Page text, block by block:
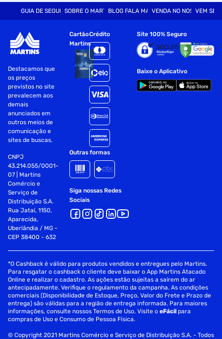
GUIA DE SEGURANÇASOBRE O MARTINSBLOG FALA MARTVENDA NO NOSSO SITE
VEM SER
Destacamos que
os preços
previstos no site
prevalecem aos
demais
anunciados em
outros meios de
comunicação e
sites de buscas.
CNPJ
43.214.055/0001-
07 | Martins
Comércio e
Serviço de
Distribuição S.A.
Rua Jataí, 1150,
Aparecida,
Uberlândia / MG -
CEP 38400 - 632
Cartão
Martins
Crédito
Outras formas
Siga nossas Redes
Sociais
Site 100% Seguro
Baixe o Aplicativo
*O Cashback é válido para produtos vendidos e entregues pelo Martins.
Para resgatar o cashback o cliente deve baixar o App Martins Atacado
Online e realizar o cadastro. As ações estão sujeitas a saírem do ar
antecipadamente. Verifique o regulamento da campanha. As condições
comerciais (Disponibilidade de Estoque, Preço, Valor do Frete e Prazo de
entrega) são válidas para a região de entrega informada. Para maiores
informações, consulte nossos Termos de Uso. Visite oeFácil para
compras de Uso e Consumo de Pessoa Física.
© Copyright 2021 Martins Comércio e Serviço de Distribuição S.A. - Todos